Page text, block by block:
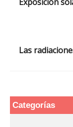
Las
Categorías